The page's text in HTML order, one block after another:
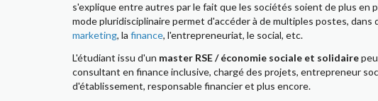
s'explique entre autres par le fait que les sociétés soient de plus en
mode pluridisciplinaire permet d'accéder à de multiples postes,
marketing, la finance, l'entrepreneuriat, le social, etc.
L'étudiant issu d'un master RSE / économie sociale et solidaire
consultant en finance inclusive, chargé des projets, entrepreneur
d'établissement, responsable financier et plus encore.